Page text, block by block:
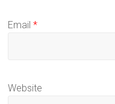
Email*
Website